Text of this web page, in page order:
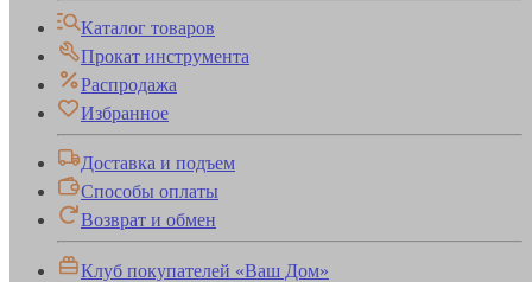
Каталог товаров
Прокат инструмента
Распродажа
Избранное
Доставка и подъем
Способы оплаты
Возврат и обмен
Клуб покупателей «Ваш Дом»